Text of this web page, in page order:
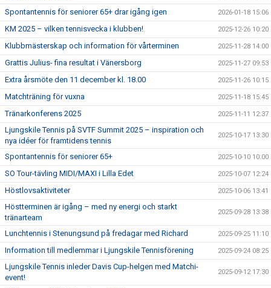
Spontantennis för seniorer 65+ drar igång igen 2026-01-18 15:06
KM 2025 – vilken tennisvecka i klubben! 2025-12-26 10:20
Klubbmästerskap och information för vårterminen 2025-11-28 14:00
Grattis Julius- fina resultat i Vänersborg 2025-11-27 09:53
Extra årsmöte den 11 december kl. 18.00 2025-11-26 10:15
Matchträning för vuxna 2025-11-18 15:45
Tränarkonferens 2025 2025-11-11 12:37
Ljungskile Tennis på SVTF Summit 2025 – inspiration och
nya idéer för framtidens tennis
2025-10-17 13:30
Spontantennis för seniorer 65+ 2025-10-10 10:00
SO Tour-tävling MIDI/MAXI i Lilla Edet 2025-10-07 12:24
Höstlovsaktiviteter 2025-10-06 13:41
Höstterminen är igång – med ny energi och starkt
tränarteam
2025-09-28 13:38
Lunchtennis i Stenungsund på fredagar med Richard 2025-09-25 11:10
Information till medlemmar i Ljungskile Tennisförening 2025-09-24 08:25
Ljungskile Tennis inleder Davis Cup-helgen med Matchi-
event!
2025-09-12 17:30